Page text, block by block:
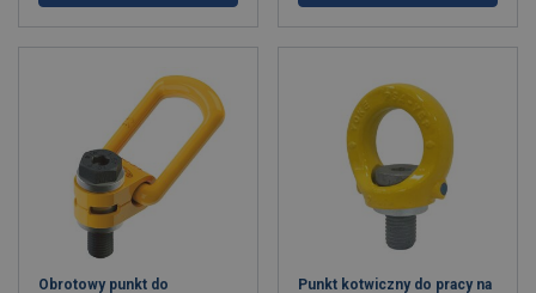
Obrotowy punkt do
Punkt kotwiczny do pracy na